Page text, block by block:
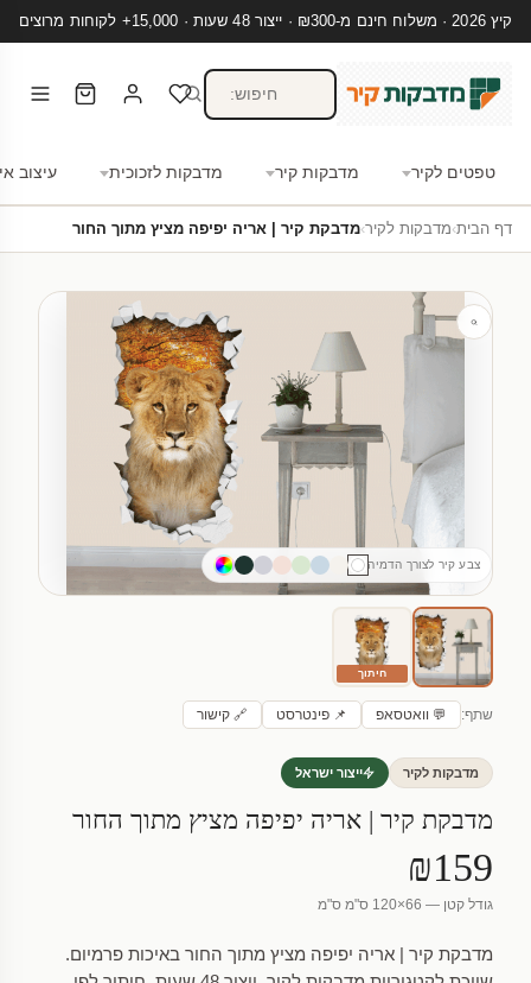
קיץ 2026 · משלוח חינם מ-₪300 · ייצור 48 שעות · 15,000+ לקוחות מרוצים
טפטים לקיר מדבקות קיר מדבקות לזכוכית עיצוב
דף הבית›מדבקות לקיר›מדבקת קיר | אריה יפיפה מציץ מתוך החור
צבע קיר לצורך הדמיה
חיתוך
שתף: 💬 וואטסאפ 📌 פינטרסט 🔗 קישור
מדבקות לקיר ייצור ישראל
מדבקת קיר | אריה יפיפה מציץ מתוך החור
₪159
גודל קטן — 66×120 ס"מ ס"מ
מדבקת קיר | אריה יפיפה מציץ מתוך החור באיכות פרמיום.